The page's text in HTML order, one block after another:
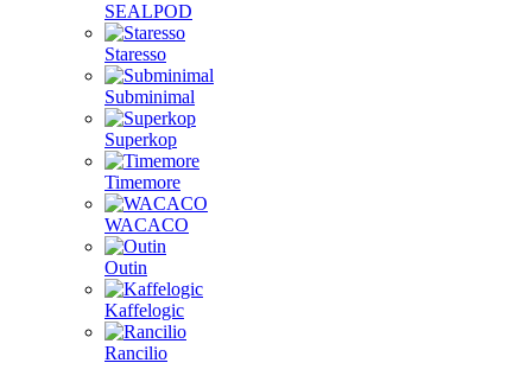
SEALPOD
Staresso
Subminimal
Superkop
Timemore
WACACO
Outin
Kaffelogic
Rancilio